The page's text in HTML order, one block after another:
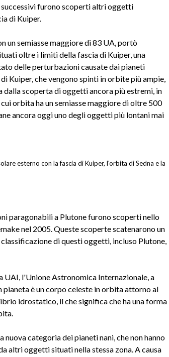
furono scoperti altri oggetti
di Kuiper.
un semiasse maggiore di 83 UA, portò
oltre i limiti della fascia di Kuiper, una
delle perturbazioni causate dai pianeti
Kuiper, che vengono spinti in orbite più ampie,
scoperta di oggetti ancora più estremi, in
orbita ha un semiasse maggiore di oltre 500
ancora oggi uno degli oggetti più lontani mai
esterno con la fascia di Kuiper, l'orbita di Sedna e la
paragonabili a Plutone furono scoperti nello
nel 2005. Queste scoperte scatenarono un
di questi oggetti, incluso Plutone,
UAI, l'Unione Astronomica Internazionale, a
pianeta è un corpo celeste in orbita attorno al
idrostatico, il che significa che ha una forma
categoria dei pianeti nani, che non hanno
altri oggetti situati nella stessa zona. A causa